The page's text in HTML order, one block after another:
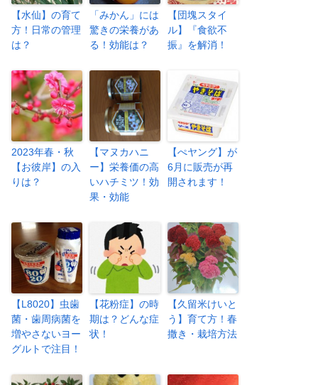
【水仙】の育て
方！日常の管理
は？
「みかん」には
驚きの栄養があ
る！効能は？
【団塊スタイ
ル】『食欲不
振』を解消！
2023年春・秋
【お彼岸】の入
りは？
【マヌカハニ
ー】栄養価の高
いハチミツ！効
果・効能
【ぺヤング】が
6月に販売が再
開されます！
【L8020】虫歯
菌・歯周病菌を
増やさないヨー
グルトで注目！
【花粉症】の時
期は？どんな症
状！
【久留米けいと
う】育て方！春
撒き・栽培方法